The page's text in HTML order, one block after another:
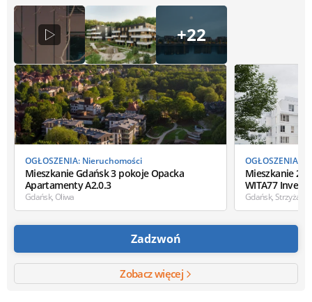
+22
OGŁOSZENIA: Nieruchomości
Mieszkanie Gdańsk 3 pokoje Opacka
Apartamenty A2.0.3
Gdańsk, Oliwa
OGŁOSZENIA:
Mieszkanie 2-
WITA77 Invest
Gdańsk, Strzyża
Zadzwoń
Zobacz więcej